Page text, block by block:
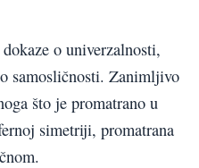
o univerzalnosti,
samosličnosti. Zanimljivo
što je promatrano u
simetriji, promatrana